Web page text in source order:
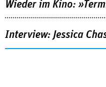
Wieder im Kino:
Interview: Jessica